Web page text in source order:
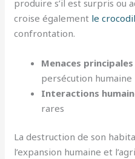
produire s’il est surpris ou
croise également le
confrontation.
Menaces principales
persécution humaine
Interactions
rares
La destruction de son
l’expansion humaine et